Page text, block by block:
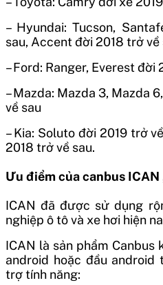
– Hyundai: Tucson,
sau, Accent đời 2018 trở về
– Ford: Ranger, Everest đời
– Mazda: Mazda 3, Mazda
về sau
– Kia: Soluto đời 2019 trở
2018 trở về sau.
Ưu điểm của canbus ICAN
ICAN đã được sử dụng
nghiệp ô tô và xe hơi hiện
ICAN là sản phẩm
android hoặc đầu
trợ tính năng: